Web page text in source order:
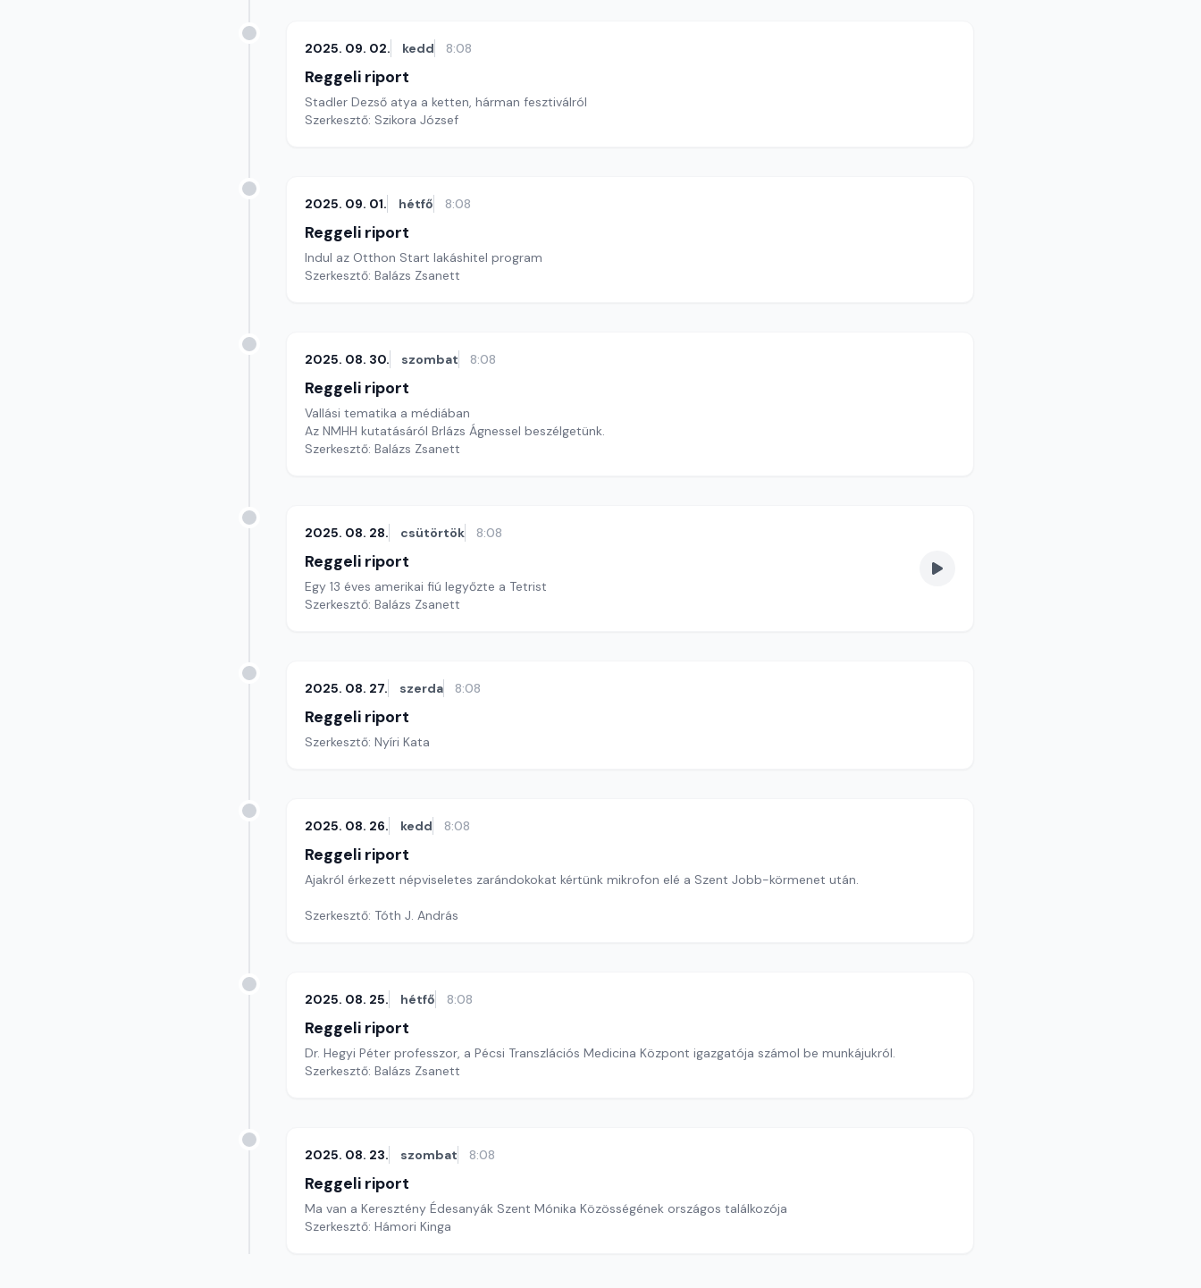
2025. 09. 02. kedd 8:08
Reggeli riport
Stadler Dezső atya a ketten, hárman fesztiválról
Szerkesztő: Szikora József
2025. 09. 01. hétfő 8:08
Reggeli riport
Indul az Otthon Start lakáshitel program
Szerkesztő: Balázs Zsanett
2025. 08. 30. szombat 8:08
Reggeli riport
Vallási tematika a médiában
Az NMHH kutatásáról Brlázs Ágnessel beszélgetünk.
Szerkesztő: Balázs Zsanett
2025. 08. 28. csütörtök 8:08
Reggeli riport
Egy 13 éves amerikai fiú legyőzte a Tetrist
Szerkesztő: Balázs Zsanett
2025. 08. 27. szerda 8:08
Reggeli riport
Szerkesztő: Nyíri Kata
2025. 08. 26. kedd 8:08
Reggeli riport
Ajakról érkezett népviseletes zarándokokat kértünk mikrofon elé a Szent Jobb-körmenet után.
Szerkesztő: Tóth J. András
2025. 08. 25. hétfő 8:08
Reggeli riport
Dr. Hegyi Péter professzor, a Pécsi Transzlációs Medicina Központ igazgatója számol be munkájukról.
Szerkesztő: Balázs Zsanett
2025. 08. 23. szombat 8:08
Reggeli riport
Ma van a Keresztény Édesanyák Szent Mónika Közösségének országos találkozója
Szerkesztő: Hámori Kinga